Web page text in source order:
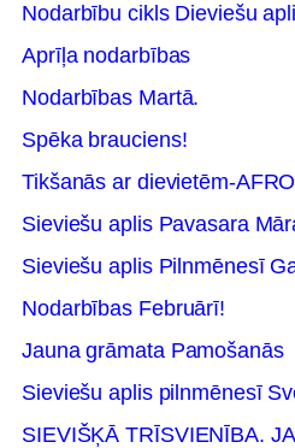
Nodarbību cikls Dieviešu
Aprīļa nodarbības
Nodarbības Martā.
Spēka brauciens!
Tikšanās ar dievietēm-
Sieviešu aplis Pavasara
Sieviešu aplis Pilnmēnesī
Nodarbības Februārī!
Jauna grāmata Pamošanās
Sieviešu aplis pilnmēnesī
SIEVIŠĶĀ TRĪSVIENĪBA.